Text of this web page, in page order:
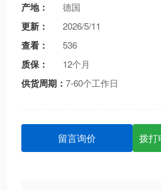
产地： 德国
更新： 2026/5/11
查看： 536
质保： 12个月
供货周期： 7-60个工作日
留言询价 拨打